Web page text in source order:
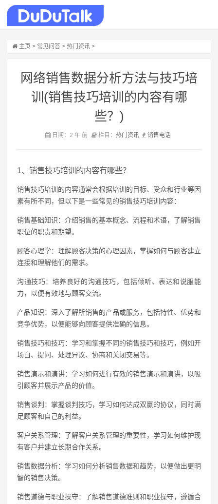
主页 > 常见问答 > 热门资讯 >
网络销售数据分析方法与技巧培
训(销售技巧培训的内容有哪
些？)
日期：2 年 前 栏目： 热门资讯 销售电话
1、销售技巧培训的内容有哪些？
销售技巧培训的内容通常会根据培训的目标、受众和行业等因
素有所不同，但以下是一些常见的销售技巧培训内容：
销售基础知识：介绍销售的基本概念、流程和术语，了解销售
职位的职责和期望。
顾客心理学：理解顾客决策的心理因素，掌握如何与顾客建立
连接和理解他们的需求。
沟通技巧：培养良好的沟通技巧，包括倾听、表达和说服能
力，以便有效地与顾客交流。
产品知识：深入了解所销售的产品或服务，包括特性、优势和
竞争优势，以便能够向顾客提供准确的信息。
销售技巧和技巧：学习和掌握不同的销售技巧和技巧，例如开
场白、提问、处理异议、协商和关闭交易等。
销售演示和演讲：学习如何进行有效的销售演示和演讲，以吸
引顾客并展示产品的价值。
销售谈判：掌握谈判技巧，学习如何达成双赢的协议，同时满
足顾客和自己的利益。
客户关系管理：了解客户关系管理的重要性，学习如何维护现
有客户并建立长期合作关系。
销售数据分析：学习如何分析销售数据和趋势，以便做出更明
智的销售决策。
销售道德与职业操守：了解销售道德准则和职业操守，遵循合